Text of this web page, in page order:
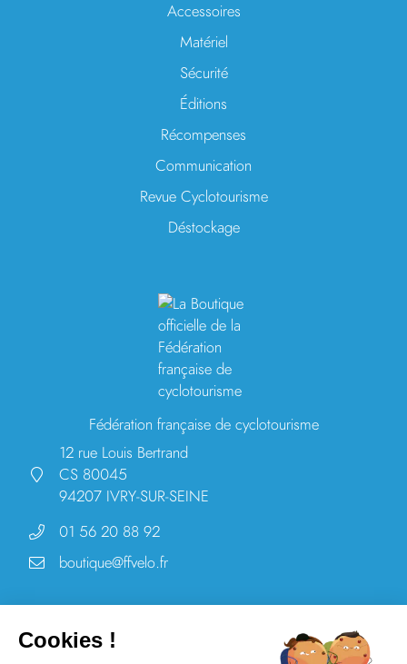
Accessoires
Matériel
Sécurité
Éditions
Récompenses
Communication
Revue Cyclotourisme
Déstockage
Fédération française de cyclotourisme
12 rue Louis Bertrand
CS 80045
94207 IVRY-SUR-SEINE
01 56 20 88 92
boutique@ffvelo.fr
Cookies !